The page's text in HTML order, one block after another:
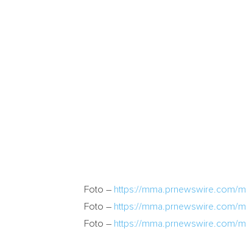
Foto – https://mma.prnewswire.com/
Foto – https://mma.prnewswire.com/
Foto – https://mma.prnewswire.com/